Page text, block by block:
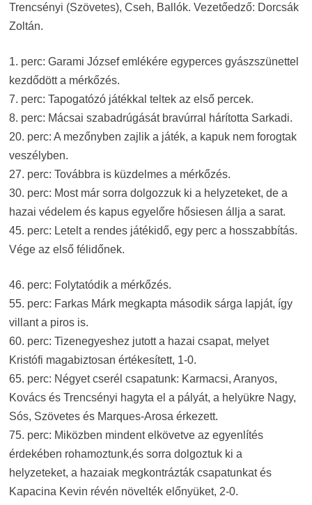
Trencsényi (Szövetes), Cseh, Ballók. Vezetőedző: Dorcsák
Zoltán.
1. perc: Garami József emlékére egyperces gyászszünettel
kezdődött a mérkőzés.
7. perc: Tapogatózó játékkal teltek az első percek.
8. perc: Mácsai szabadrúgását bravúrral hárította Sarkadi.
20. perc: A mezőnyben zajlik a játék, a kapuk nem forogtak
veszélyben.
27. perc: Továbbra is küzdelmes a mérkőzés.
30. perc: Most már sorra dolgozzuk ki a helyzeteket, de a
hazai védelem és kapus egyelőre hősiesen állja a sarat.
45. perc: Letelt a rendes játékidő, egy perc a hosszabbítás.
Vége az első félidőnek.
46. perc: Folytatódik a mérkőzés.
55. perc: Farkas Márk megkapta második sárga lapját, így
villant a piros is.
60. perc: Tizenegyeshez jutott a hazai csapat, melyet
Kristófi magabiztosan értékesített, 1-0.
65. perc: Négyet cserél csapatunk: Karmacsi, Aranyos,
Kovács és Trencsényi hagyta el a pályát, a helyükre Nagy,
Sós, Szövetes és Marques-Arosa érkezett.
75. perc: Miközben mindent elkövetve az egyenlítés
érdekében rohamoztunk,és sorra dolgoztuk ki a
helyzeteket, a hazaiak megkontrázták csapatunkat és
Kapacina Kevin révén növelték előnyüket, 2-0.